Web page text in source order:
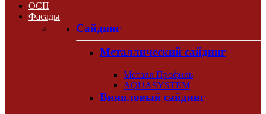
ОСП
Фасады
Сайдинг
Металлический сайдинг
Металл Профиль
AQUASYSTEM
Виниловый сайдинг